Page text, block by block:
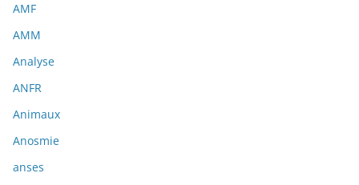
AMF
AMM
Analyse
ANFR
Animaux
Anosmie
anses